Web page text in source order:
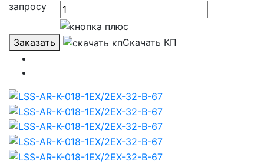
запросу
Заказать Скачать КП